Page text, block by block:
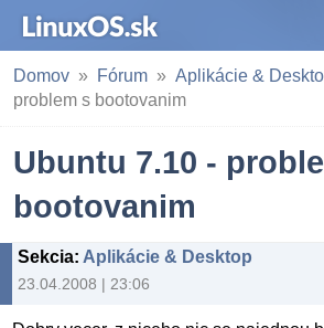
Domov Fórum Aplikácie &
problem s bootovanim
Ubuntu 7.10 -
bootovanim
Sekcia: Aplikácie & Desktop
23.04.2008 | 23:06